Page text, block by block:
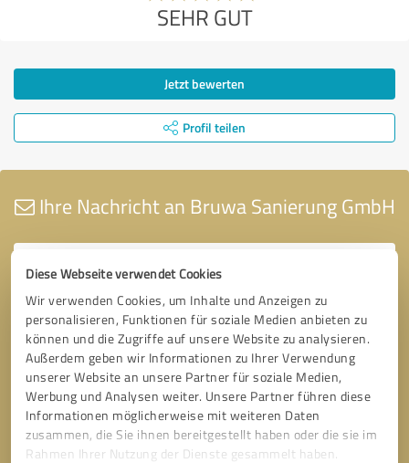
Diese Webseite verwendet Cookies
Wir verwenden Cookies, um Inhalte und Anzeigen zu
personalisieren, Funktionen für soziale Medien anbieten zu
können und die Zugriffe auf unsere Website zu analysieren.
Außerdem geben wir Informationen zu Ihrer Verwendung
unserer Website an unsere Partner für soziale Medien,
Werbung und Analysen weiter. Unsere Partner führen diese
Informationen möglicherweise mit weiteren Daten
zusammen, die Sie ihnen bereitgestellt haben oder die sie im
Rahmen Ihrer Nutzung der Dienste gesammelt haben.
SEHR GUT
Jetzt bewerten
Profil teilen
Ihre Nachricht an Bruwa Sanierung GmbH